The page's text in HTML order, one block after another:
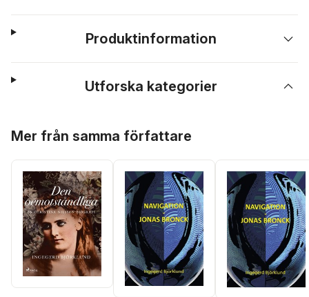
Produktinformation
Utforska kategorier
Mer från samma författare